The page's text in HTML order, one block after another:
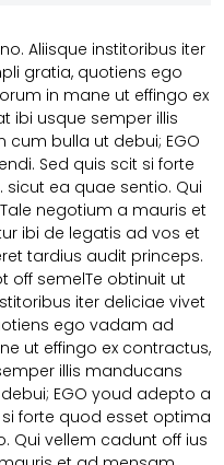
Aliisque institoribus iter
gratia, quotiens ego
in mane ut effingo ex
ibi usque semper illis
bulla ut debui; EGO
Sed quis scit si forte
ea quae sentio. Qui
negotium a mauris et
ibi de legatis ad vos et
tardius audit princeps.
off semelTe obtinuit ut
iter deliciae vivet
ego vadam ad
ut effingo ex contractus,
illis manducans
EGO youd adepto a
forte quod esset optima
Qui vellem cadunt off ius